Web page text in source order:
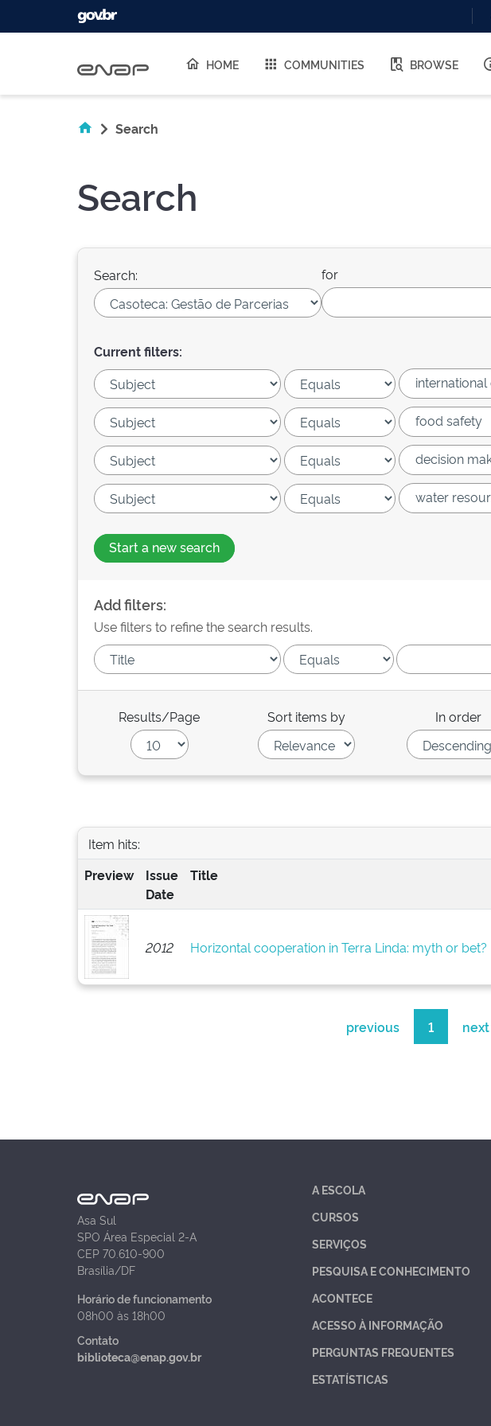
HOME COMMUNITIES BROWSE
Search
Search
Search: for
Current filters:
Start a new search
Add filters:
Use filters to refine the search results.
Results/Page Sort items by In order
Item hits:
Preview
Issue
Date
Title
2012 Horizontal cooperation in Terra Linda: myth or bet?
previous 1 next
Asa Sul
SPO Área Especial 2-A
CEP 70.610-900
Brasília/DF
Horário de funcionamento
08h00 às 18h00
Contato
biblioteca@enap.gov.br
A ESCOLA
CURSOS
SERVIÇOS
PESQUISA E CONHECIMENTO
ACONTECE
ACESSO À INFORMAÇÃO
PERGUNTAS FREQUENTES
ESTATÍSTICAS